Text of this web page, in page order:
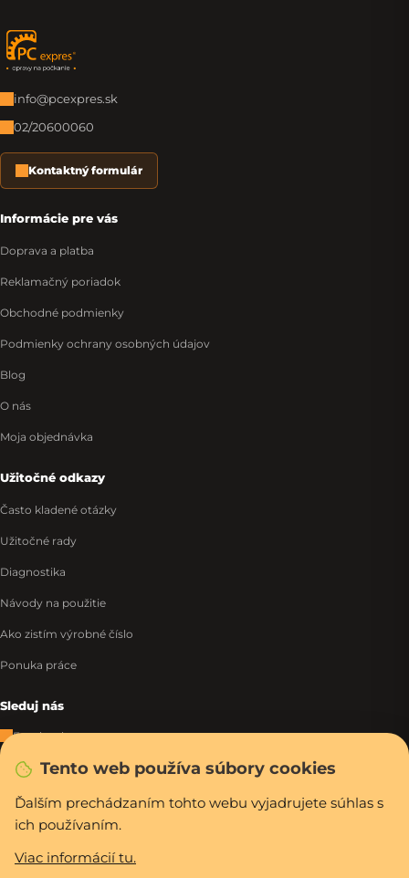
Tento web používa súbory cookies
Ďalším prechádzaním tohto webu vyjadrujete súhlas s
ich používaním.
Viac informácií tu.
Zápätie
info@pcexpres.sk
02/20600060
Kontaktný formulár
Informácie pre vás
Doprava a platba
Reklamačný poriadok
Obchodné podmienky
Podmienky ochrany osobných údajov
Blog
O nás
Moja objednávka
Užitočné odkazy
Často kladené otázky
Užitočné rady
Diagnostika
Návody na použitie
Ako zistím výrobné číslo
Ponuka práce
Sleduj nás
Facebook
Instagram
Tiktok
WhatsApp